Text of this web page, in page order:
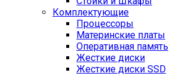
Комплектующие
Процессоры
Материнские платы
Оперативная память
Жесткие диски
Жесткие диски SSD